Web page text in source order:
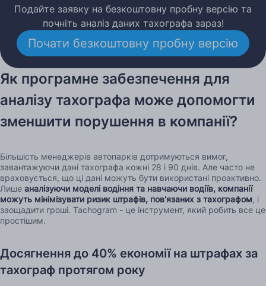
Подайте заявку на безкоштовну пробну версію та
почніть аналіз даних тахографа зараз!
Почати безкоштовну пробну версію
Як програмне забезпечення для
аналізу тахографа може допомогти
зменшити порушення в компанії?
Більшість менеджерів автопарків дотримуються вимог,
завантажуючи дані тахографа кожні 28 і 90 днів. Але часто не
враховується, що ці дані можуть бути використані проактивно.
Лише аналізуючи моделі водіння та навчаючи водіїв, компанії
можуть мінімізувати ризик штрафів, пов'язаних з тахографом, і
заощадити гроші. Tachogram - це інструмент, який робить все це
простішим.
Досягнення до 40% економії на штрафах за
тахограф протягом року